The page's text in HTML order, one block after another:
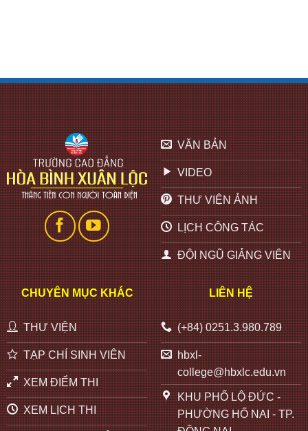
VĂN BẢN
VIDEO
THƯ VIỆN ẢNH
LỊCH CÔNG TÁC
ĐỘI NGŨ GIẢNG VIÊN
CHUYÊN MỤC KHÁC
THƯ VIỆN
TẠP CHÍ SINH VIÊN
XEM ĐIỂM THI
XEM LỊCH THI
LIÊN HỆ
(+84) 0251.3.980.789
hbxl-
college@hbxlc.edu.vn
KHU PHỐ LỘ ĐỨC -
PHƯỜNG HỐ NAI - TP.